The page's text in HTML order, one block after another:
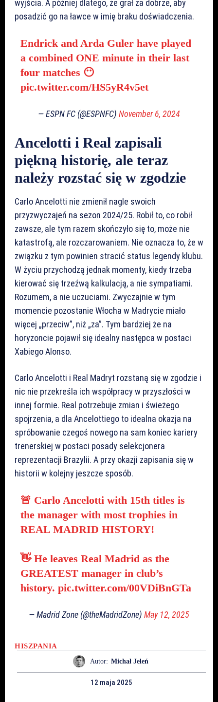
wyjścia. A później dlatego, że grał za dobrze, aby
posadzić go na ławce w imię braku doświadczenia.
Endrick and Arda Guler have played
a combined ONE minute in their last
four matches 😶
pic.twitter.com/HS5yR4v5et
— ESPN FC (@ESPNFC) November 6, 2024
Ancelotti i Real zapisali
piękną historię, ale teraz
należy rozstać się w zgodzie
Carlo Ancelotti nie zmienił nagle swoich
przyzwyczajeń na sezon 2024/25. Robił to, co robił
zawsze, ale tym razem skończyło się to, może nie
katastrofą, ale rozczarowaniem. Nie oznacza to, że w
związku z tym powinien stracić status legendy klubu.
W życiu przychodzą jednak momenty, kiedy trzeba
kierować się trzeźwą kalkulacją, a nie sympatiami.
Rozumem, a nie uczuciami. Zwyczajnie w tym
momencie pozostanie Włocha w Madrycie miało
więcej „przeciw”, niż „za”. Tym bardziej że na
horyzoncie pojawił się idealny następca w postaci
Xabiego Alonso.
Carlo Ancelotti i Real Madryt rozstaną się w zgodzie i
nic nie przekreśla ich współpracy w przyszłości w
innej formie. Real potrzebuje zmian i świeżego
spojrzenia, a dla Ancelottiego to idealna okazja na
spróbowanie czegoś nowego na sam koniec kariery
trenerskiej w postaci posady selekcjonera
reprezentacji Brazylii. A przy okazji zapisania się w
historii w kolejny jeszcze sposób.
🚨 Carlo Ancelotti with 15th titles is
the manager with most trophies in
REAL MADRID HISTORY!
👋 He leaves Real Madrid as the
GREATEST manager in club’s
history. pic.twitter.com/00VDiBnGTa
— Madrid Zone (@theMadridZone) May 12, 2025
HISZPANIA
Autor: Michał Jeleń
12 maja 2025